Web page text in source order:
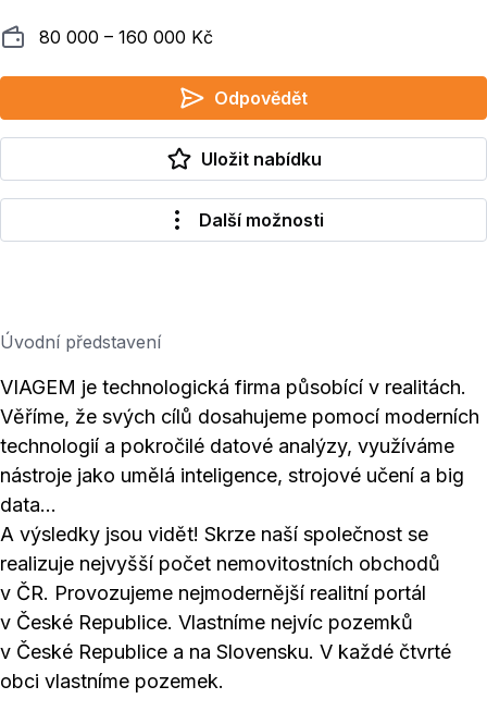
Plat 80 000 ‍–‍ 160 000 Kč
Odpovědět
Uložit nabídku
Další možnosti
Úvodní představení
VIAGEM je technologická firma působící v realitách.
Věříme, že svých cílů dosahujeme pomocí moderních
technologií a pokročilé datové analýzy, využíváme
nástroje jako umělá inteligence, strojové učení a big
data…
A výsledky jsou vidět! Skrze naší společnost se
realizuje nejvyšší počet nemovitostních obchodů
v ČR. Provozujeme nejmodernější realitní portál
v České Republice. Vlastníme nejvíc pozemků
v České Republice a na Slovensku. V každé čtvrté
obci vlastníme pozemek.